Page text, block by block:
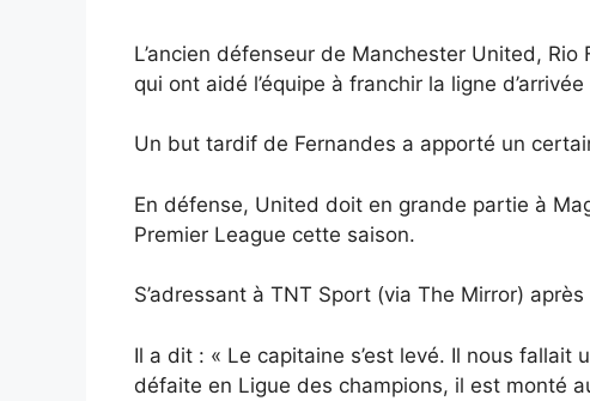
L’ancien défenseur de Manchester United,
qui ont aidé l’équipe à franchir la ligne
Un but tardif de Fernandes a apporté un
En défense, United doit en grande partie à
Premier League cette saison.
S’adressant à TNT Sport (via The Mirror)
Il a dit : « Le capitaine s’est levé. Il nous
défaite en Ligue des champions, il est monté